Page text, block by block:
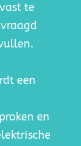
te
een
en